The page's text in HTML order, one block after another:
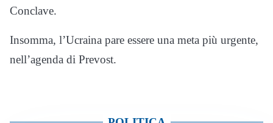
Conclave.
Insomma, l’Ucraina pare essere una meta più urgente,
nell’agenda di Prevost.